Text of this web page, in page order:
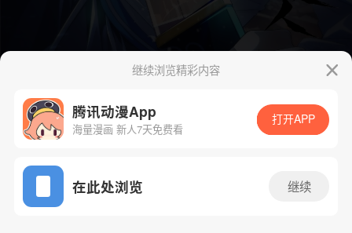
App免费看
下一话 腾漫App免费看
继续浏览精彩内容
腾讯动漫App
海量漫画 新人7天免费看
打开APP
在此处浏览 继续